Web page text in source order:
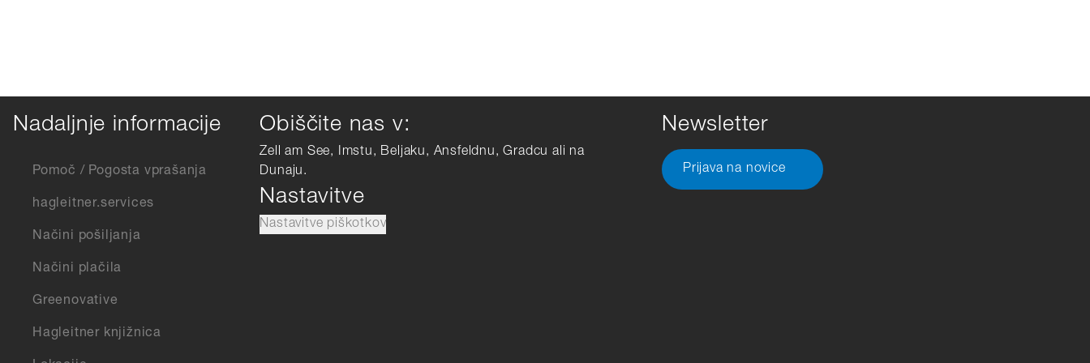
Nadaljnje informacije
Pomoč / Pogosta vprašanja
hagleitner.services
Načini pošiljanja
Načini plačila
Greenovative
Hagleitner knjižnica
Obiščite nas v:
Zell am See, Imstu, Beljaku, Ansfeldnu, Gradcu ali na
Dunaju.
Nastavitve
Nastavitve piškotkov
Newsletter
Prijava na novice